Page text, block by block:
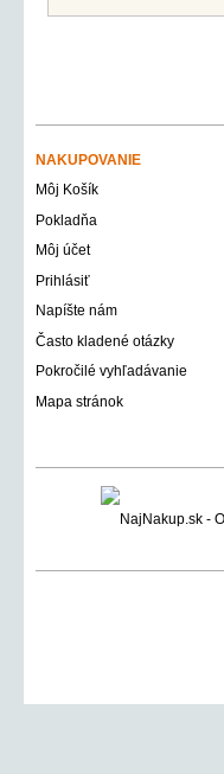
NAKUPOVANIE
Môj Košík
Pokladňa
Môj účet
Prihlásiť
Napíšte nám
Často kladené otázky
Pokročilé vyhľadávanie
Mapa stránok